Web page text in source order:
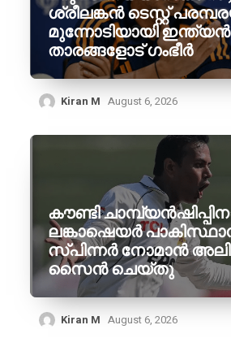
ശ്രീലങ്കൻ ടെസ്റ്റ്
മുന്നോടിയായി ഇന്ത്യൻ
താരങ്ങളോട് ഗംഭീർ
Kiran M August 6, 2026
കൗണ്ടി
ലങ്കാഷെയർ
സ്പിന്നർ നോമാൻ
സൈൻ ചെയ്തു
Kiran M August 6, 2026